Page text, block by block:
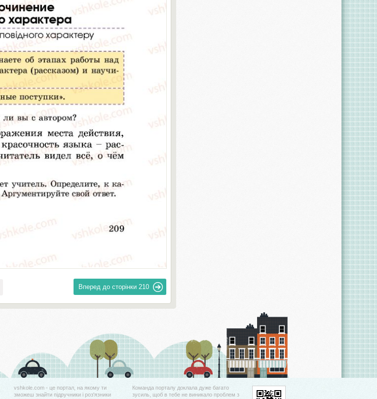
Вперед до сторінки 210
vshkole.com - це портал, на якому ти
зможеш знайти підручники і роз'язники
Команда порталу доклала дуже багато
зусиль, щоб в тебе не виникало проблем з